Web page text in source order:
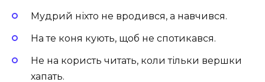
Мудрий ніхто не вродився, а навчився.
На те коня кують, щоб не спотикався.
Не на користь читать, коли тільки вершки
хапать.